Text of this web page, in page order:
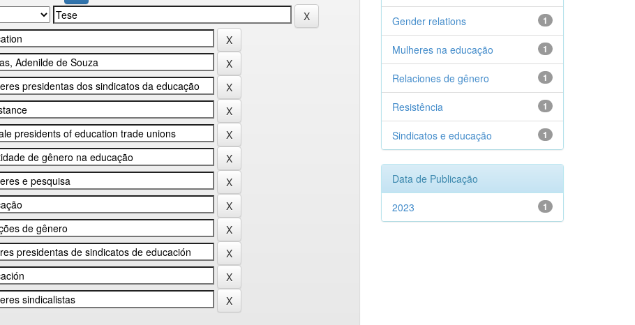
1
Gender relations
1
Mulheres na educação
1
Relaciones de gênero
1
Resistência
1
Sindicatos e educação
Data de Publicação
1
2023